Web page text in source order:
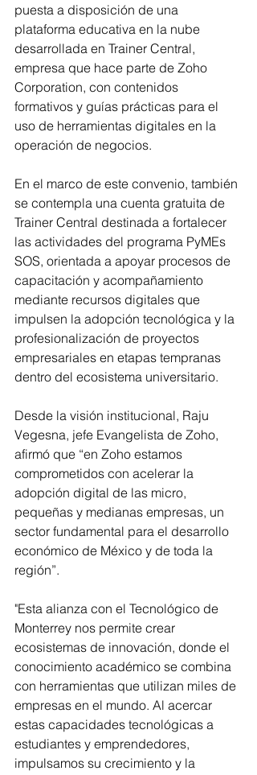
puesta a disposición de una
plataforma educativa en la nube
desarrollada en Trainer Central,
empresa que hace parte de Zoho
Corporation, con contenidos
formativos y guías prácticas para el
uso de herramientas digitales en la
operación de negocios.
En el marco de este convenio, también
se contempla una cuenta gratuita de
Trainer Central destinada a fortalecer
las actividades del programa PyMEs
SOS, orientada a apoyar procesos de
capacitación y acompañamiento
mediante recursos digitales que
impulsen la adopción tecnológica y la
profesionalización de proyectos
empresariales en etapas tempranas
dentro del ecosistema universitario.
Desde la visión institucional, Raju
Vegesna, jefe Evangelista de Zoho,
afirmó que “en Zoho estamos
comprometidos con acelerar la
adopción digital de las micro,
pequeñas y medianas empresas, un
sector fundamental para el desarrollo
económico de México y de toda la
región”.
"Esta alianza con el Tecnológico de
Monterrey nos permite crear
ecosistemas de innovación, donde el
conocimiento académico se combina
con herramientas que utilizan miles de
empresas en el mundo. Al acercar
estas capacidades tecnológicas a
estudiantes y emprendedores,
impulsamos su crecimiento y la